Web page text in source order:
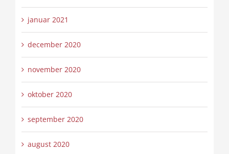
januar 2021
december 2020
november 2020
oktober 2020
september 2020
august 2020